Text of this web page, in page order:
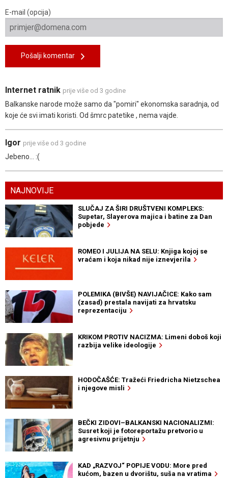
E-mail (opcija)
Pošalji komentar
Internet ratnik prije više od 3 godine
Balkanske narode može samo da "pomiri" ekonomska saradnja, od
koje će svi imati koristi. Od šmrc patetike , nema vajde.
Igor prije više od 3 godine
Jebeno... :(
NAJNOVIJE
SLUČAJ ZA ŠIRI DRUŠTVENI KOMPLEKS:
Supetar, Slayerova majica i batine za Dan
pobjede
ROMEO I JULIJA NA SELU: Knjiga kojoj se
vraćam i koja nikad nije iznevjerila
POLEMIKA (BIVŠE) NAVIJAČICE: Kako sam
(zasad) prestala navijati za hrvatsku
reprezentaciju
KRIKOM PROTIV NACIZMA: Limeni doboš koji
razbija velike ideologije
HODOČAŠĆE: Tražeći Friedricha Nietzschea
i njegove misli
BEČKI ZIDOVI–BALKANSKI NACIONALIZMI:
Susret koji je fotoreportažu pretvorio u
agresivnu prijetnju
KAD „RAZVOJ“ POPIJE VODU: More pred
kućom, bazen u dvorištu, suša na vratima